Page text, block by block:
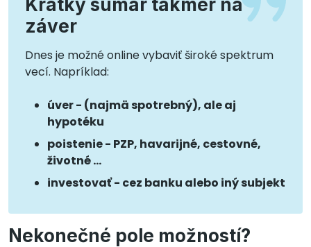
záver
Dnes je možné online vybaviť široké spektrum
vecí. Napríklad:
úver - (najmä spotrebný), ale aj
hypotéku
poistenie - PZP, havarijné, cestovné,
životné …
investovať - cez banku alebo iný subjekt
Nekonečné pole možností?